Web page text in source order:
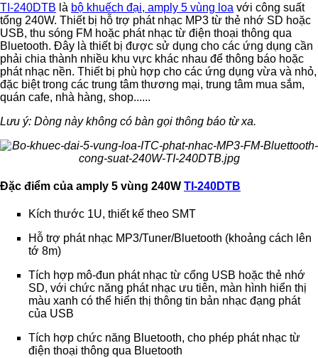
TI-240DTB là bộ khuếch đại, amply 5 vùng loa với công suất
tổng 240W. Thiết bị hỗ trợ phát nhạc MP3 từ thẻ nhớ SD hoặc
USB, thu sóng FM hoặc phát nhạc từ điện thoại thông qua
Bluetooth. Đây là thiết bị được sử dụng cho các ứng dụng cần
phải chia thành nhiều khu vực khác nhau để thông báo hoặc
phát nhạc nền. Thiết bị phù hợp cho các ứng dụng vừa và nhỏ,
đặc biệt trong các trung tâm thương mại, trung tâm mua sắm,
quán cafe, nhà hàng, shop......
Lưu ý: Dòng này không có bàn gọi thông báo từ xa.
Đặc điểm của amply 5 vùng 240W TI-240DTB
Kích thước 1U, thiết kế theo SMT
Hỗ trợ phát nhạc MP3/Tuner/Bluetooth (khoảng cách lên
tớ 8m)
Tích hợp mô-đun phát nhạc từ cổng USB hoặc thẻ nhớ
SD, với chức năng phát nhạc ưu tiên, màn hình hiển thị
màu xanh có thể hiển thị thông tin bản nhạc đạng phát
của USB
Tích hợp chức năng Bluetooth, cho phép phát nhạc từ
điện thoại thông qua Bluetooth